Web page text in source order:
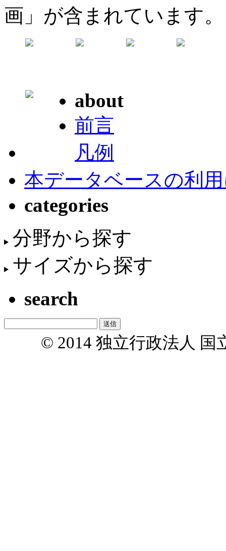
画」が含まれています。
about
前言
凡例
本データベースの利
categories
分野から探す
サイズから探す
search
© 2014 独立行政法人 国